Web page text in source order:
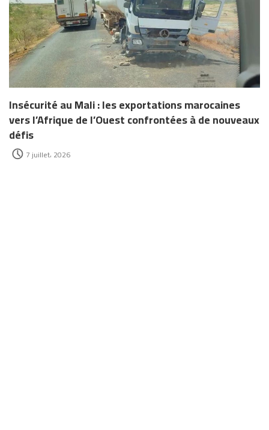
Insécurité au Mali : les exportations marocaines
vers l’Afrique de l’Ouest confrontées à de nouveaux
défis
7 juillet، 2026